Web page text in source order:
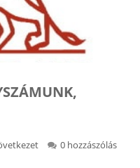
0 hozzászólás